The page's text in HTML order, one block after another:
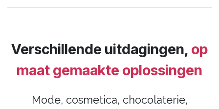
Verschillende uitdagingen, op
maat gemaakte oplossingen
Mode, cosmetica, chocolaterie,